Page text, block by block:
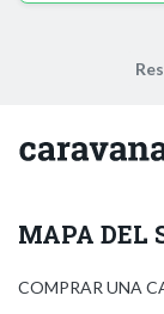
MAPA DEL
COMPRAR UNA